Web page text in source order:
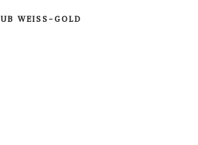
WEISS-GOLD